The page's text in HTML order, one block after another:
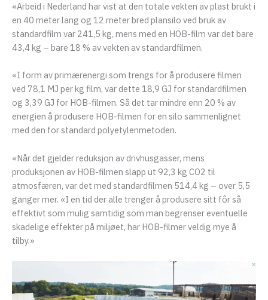
«Arbeid i Nederland har vist at den totale vekten av plast brukt i
en 40 meter lang og 12 meter bred plansilo ved bruk av
standardfilm var 241,5 kg, mens med en HOB-film var det bare
43,4 kg – bare 18 % av vekten av standardfilmen.
«I form av primærenergi som trengs for å produsere filmen
ved 78,1 MJ per kg film, var dette 18,9 GJ for standardfilmen
og 3,39 GJ for HOB-filmen. Så det tar mindre enn 20 % av
energien å produsere HOB-filmen for en silo sammenlignet
med den for standard polyetylenmetoden.
«Når det gjelder reduksjon av drivhusgasser, mens
produksjonen av HOB-filmen slapp ut 92,3 kg CO2 til
atmosfæren, var det med standardfilmen 514,4 kg – over 5,5
ganger mer. «I en tid der alle trenger å produsere sitt fôr så
effektivt som mulig samtidig som man begrenser eventuelle
skadelige effekter på miljøet, har HOB-filmer veldig mye å
tilby.»